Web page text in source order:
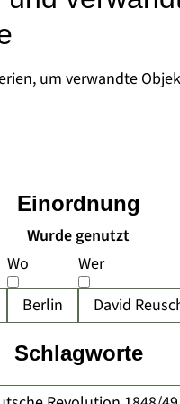
um verwandte
Wurde genutzt
Wo
Berlin
Wer
David
Einordnung
Schlagworte